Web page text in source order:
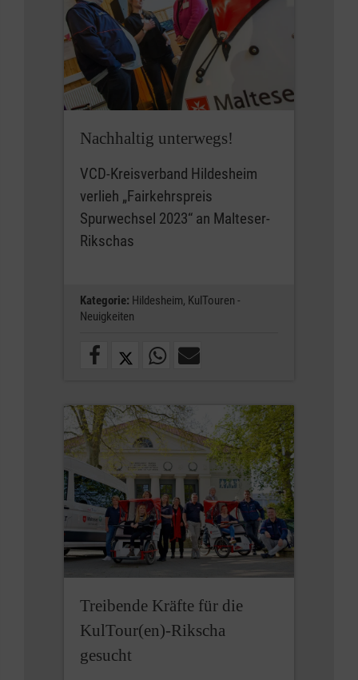
Nachhaltig unterwegs!
VCD-Kreisverband Hildesheim
verlieh „Fairkehrspreis
Spurwechsel 2023“ an Malteser-
Rikschas
Kategorie: Hildesheim, KulTouren -
Neuigkeiten
Treibende Kräfte für die
KulTour(en)-Rikscha
gesucht